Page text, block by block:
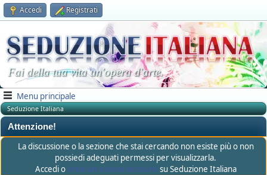
Accedi Registrati
Fai della tua vita un'opera d'arte.
Menu principale
Seduzione Italiana
Attenzione!
La discussione o la sezione che stai cercando non esiste più o non
possiedi adeguati permessi per visualizzarla.
Accedi o crea un nuovo account su Seduzione Italiana